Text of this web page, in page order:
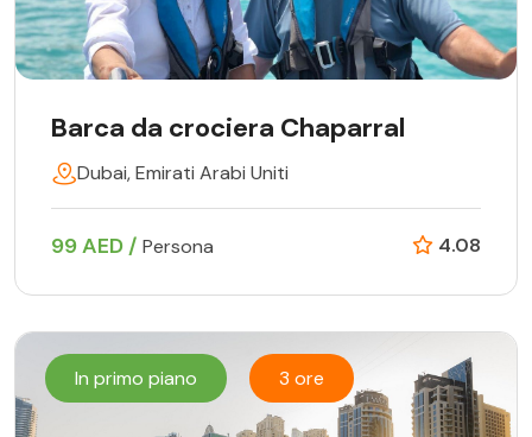
Barca da crociera Chaparral
Dubai, Emirati Arabi Uniti
99 AED / Persona 4.08
In primo piano 3 ore